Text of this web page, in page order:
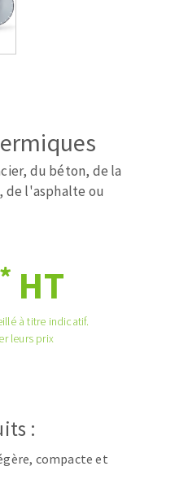
SURFACE
du béton, de la
de l'asphalte ou
* HT
à titre indicatif.
leurs prix
:
compacte et